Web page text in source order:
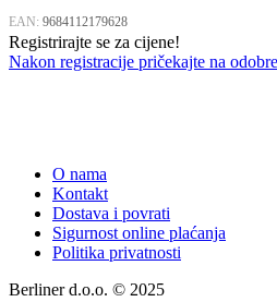
EAN: 9684112179628
Registrirajte se za cijene!
Nakon registracije pričekajte na
O nama
Kontakt
Dostava i povrati
Sigurnost online plaćanja
Politika privatnosti
Berliner d.o.o. © 2025